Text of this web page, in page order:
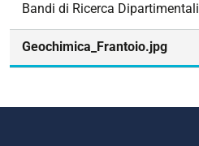
Bandi di Ricerca Dipartimentali
Geochimica_Frantoio.jpg